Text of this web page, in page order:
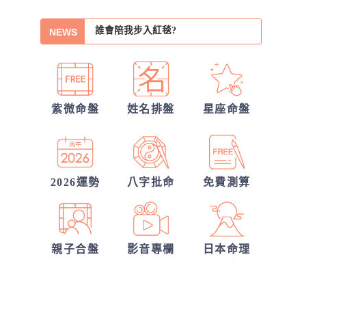
00:41
習慣把累往肚子裡吞？最難
越努力越燒光自己？你的天
賦可能用過頭了 #shorts
00:40
顆星，常燒光自己
40歲，人生努力全部歸零
——我打開命盤，看到了什
麼？
04:51
一張命盤，算出你全家？
#shorts
NEWS 我的人生命運20解
30項情定一生占
另一半何時來敲門?
你們的命盤合嗎？適合當夫妻？批婚配
從姓名看你另一半的輪廓
紫微命盤 姓名排盤 星座命盤
2026運勢 八字批命 免費測算
親子合盤 影音專欄 日本命理